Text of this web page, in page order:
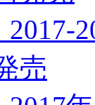
売